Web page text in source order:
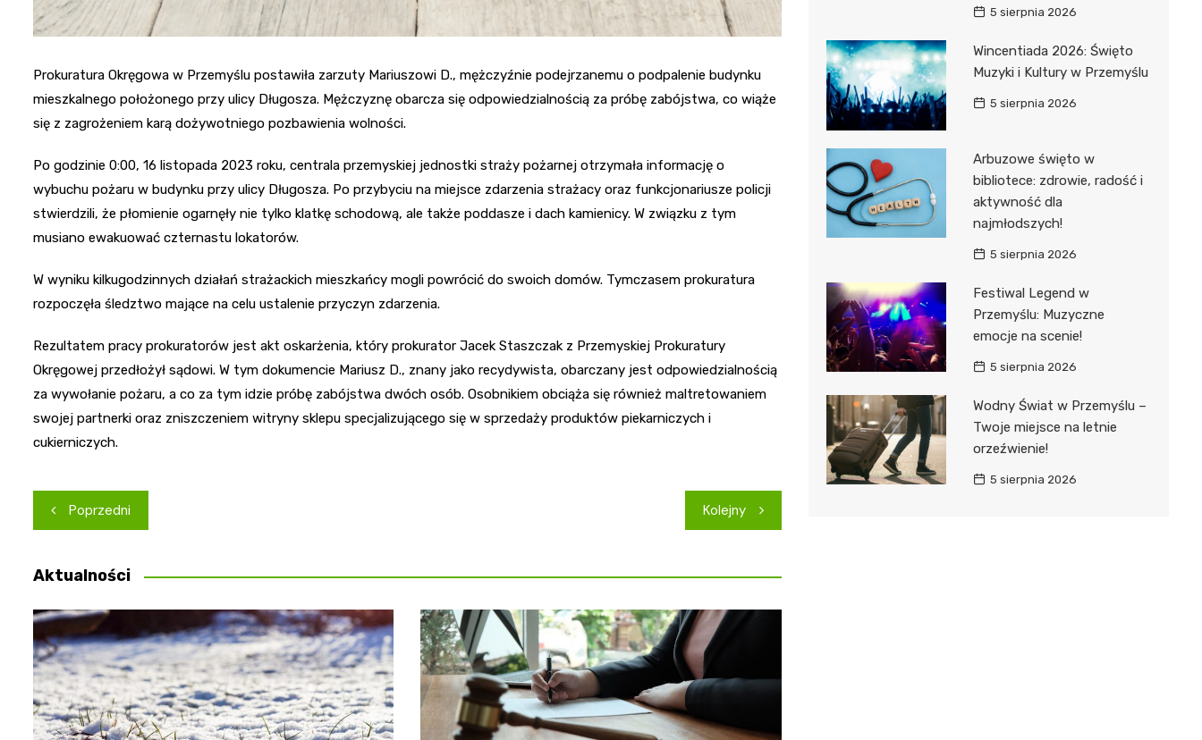
Prokuratura Okręgowa w Przemyślu postawiła zarzuty Mariuszowi D., mężczyźnie podejrzanemu o podpalenie budynku
mieszkalnego położonego przy ulicy Długosza. Mężczyznę obarcza się odpowiedzialnością za próbę zabójstwa, co wiąże
się z zagrożeniem karą dożywotniego pozbawienia wolności.
Po godzinie 0:00, 16 listopada 2023 roku, centrala przemyskiej jednostki straży pożarnej otrzymała informację o
wybuchu pożaru w budynku przy ulicy Długosza. Po przybyciu na miejsce zdarzenia strażacy oraz funkcjonariusze policji
stwierdzili, że płomienie ogarnęły nie tylko klatkę schodową, ale także poddasze i dach kamienicy. W związku z tym
musiano ewakuować czternastu lokatorów.
W wyniku kilkugodzinnych działań strażackich mieszkańcy mogli powrócić do swoich domów. Tymczasem prokuratura
rozpoczęła śledztwo mające na celu ustalenie przyczyn zdarzenia.
Rezultatem pracy prokuratorów jest akt oskarżenia, który prokurator Jacek Staszczak z Przemyskiej Prokuratury
Okręgowej przedłożył sądowi. W tym dokumencie Mariusz D., znany jako recydywista, obarczany jest odpowiedzialnością
za wywołanie pożaru, a co za tym idzie próbę zabójstwa dwóch osób. Osobnikiem obciąża się również maltretowaniem
swojej partnerki oraz zniszczeniem witryny sklepu specjalizującego się w sprzedaży produktów piekarniczych i
cukierniczych.
Nawigacja
wpisu
Poprzedni Kolejny
Aktualności
5 sierpnia 2026
Wincentiada 2026: Święto
Muzyki i Kultury w Przemyślu
5 sierpnia 2026
Arbuzowe święto w
bibliotece: zdrowie, radość i
aktywność dla
najmłodszych!
5 sierpnia 2026
Festiwal Legend w
Przemyślu: Muzyczne
emocje na scenie!
5 sierpnia 2026
Wodny Świat w Przemyślu –
Twoje miejsce na letnie
orzeźwienie!
5 sierpnia 2026